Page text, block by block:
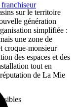
sur le territoire
génération
simplifiée :
une zone de
croque-monsieur
des espaces et des
tout en
de La Mie